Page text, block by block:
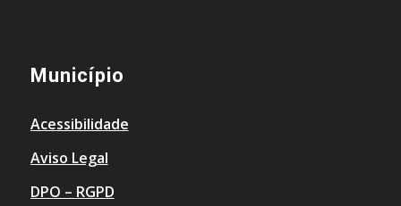
Município
Acessibilidade
Aviso Legal
DPO – RGPD